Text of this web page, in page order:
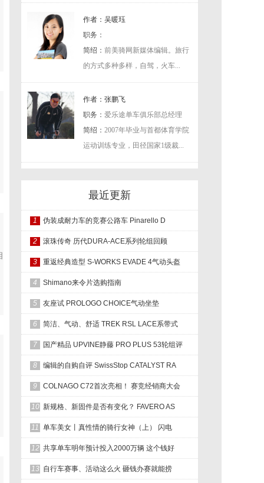
作者：吴暖珏
职务：
简绍： 前美骑网新媒体编辑。旅行
的方式多种多样，自驾，火车...
作者：张鹏飞
职务： 爱乐途单车俱乐部总经理
简绍： 2007年毕业与首都体育学院
运动训练专业，田径国家1级裁...
最近更新
1 伪装成耐力车的竞赛公路车 Pinarello D
2 滚珠传奇 历代DURA-ACE系列轮组回顾
3 重返经典造型 S-WORKS EVADE 4气动头盔
4 Shimano来令片选购指南
5 友座试 PROLOGO CHOICE气动坐垫
6 简洁、气动、舒适 TREK RSL LACE系带式
7 国产精品 UPVINE静藤 PRO PLUS 53轮组评
8 编辑的自购自评 SwissStop CATALYST RA
9 COLNAGO C72首次亮相！ 赛竞经销商大会
10 新规格、新固件是否有变化？ FAVERO AS
11 单车美女丨真性情的骑行女神（上） 闪电
12 共享单车明年预计投入2000万辆 这个钱好
13 自行车赛事、活动这么火 砸钱办赛就能捞